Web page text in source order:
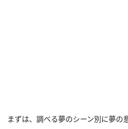
まずは、調べる夢のシーン別に夢の